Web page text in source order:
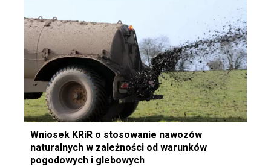
Wniosek KRiR o stosowanie nawozów
naturalnych w zależności od warunków
pogodowych i glebowych